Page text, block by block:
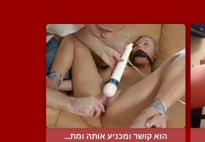
הוא קושר ומכניע אותה ומת...